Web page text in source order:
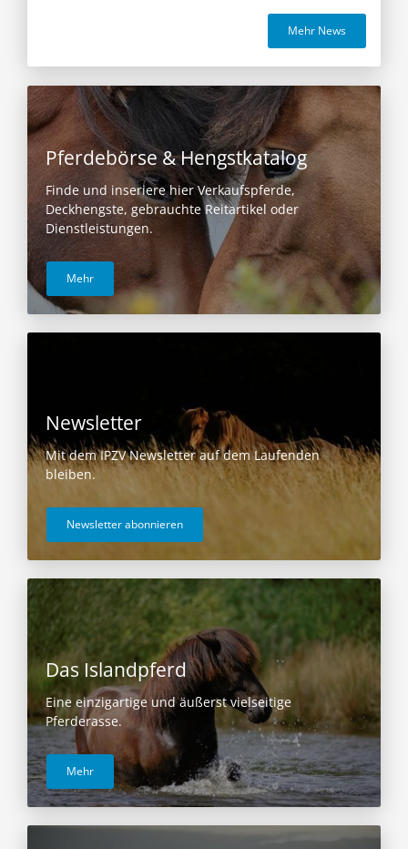
Mehr News
Pferdebörse & Hengstkatalog
Finde und inseriere hier Verkaufspferde,
Deckhengste, gebrauchte Reitartikel oder
Dienstleistungen.
Mehr
Newsletter
Mit dem IPZV Newsletter auf dem Laufenden
bleiben.
Newsletter abonnieren
Das Islandpferd
Eine einzigartige und äußerst vielseitige
Pferderasse.
Mehr